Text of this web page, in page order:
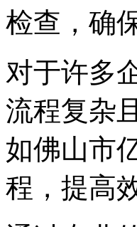
检查，确
对于许多
流程复杂
如佛山市
程，提高